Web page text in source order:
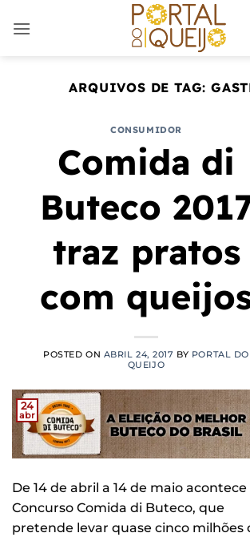
ARQUIVOS DE TAG:
CONSUMIDOR
Comida di
Buteco
traz pratos
com
POSTED ON ABRIL 24, 2017 BY PORTAL DO
QUEIJO
24
abr
De 14 de abril a 14 de maio acontece
Concurso Comida di Buteco, que
pretende levar quase cinco milhões